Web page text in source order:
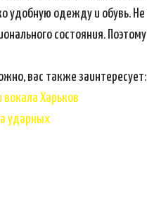
удобную одежду и обувь.
состояния.
вас также заинтересует:
вокала Харьков
ударных